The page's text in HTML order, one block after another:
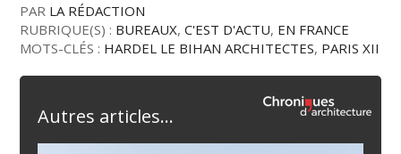
PAR LA RÉDACTION
RUBRIQUE(S) : BUREAUX,C'EST D'ACTU, EN FRANCE
MOTS-CLÉS : HARDEL LE BIHAN ARCHITECTES, PARIS XII
Autres articles...